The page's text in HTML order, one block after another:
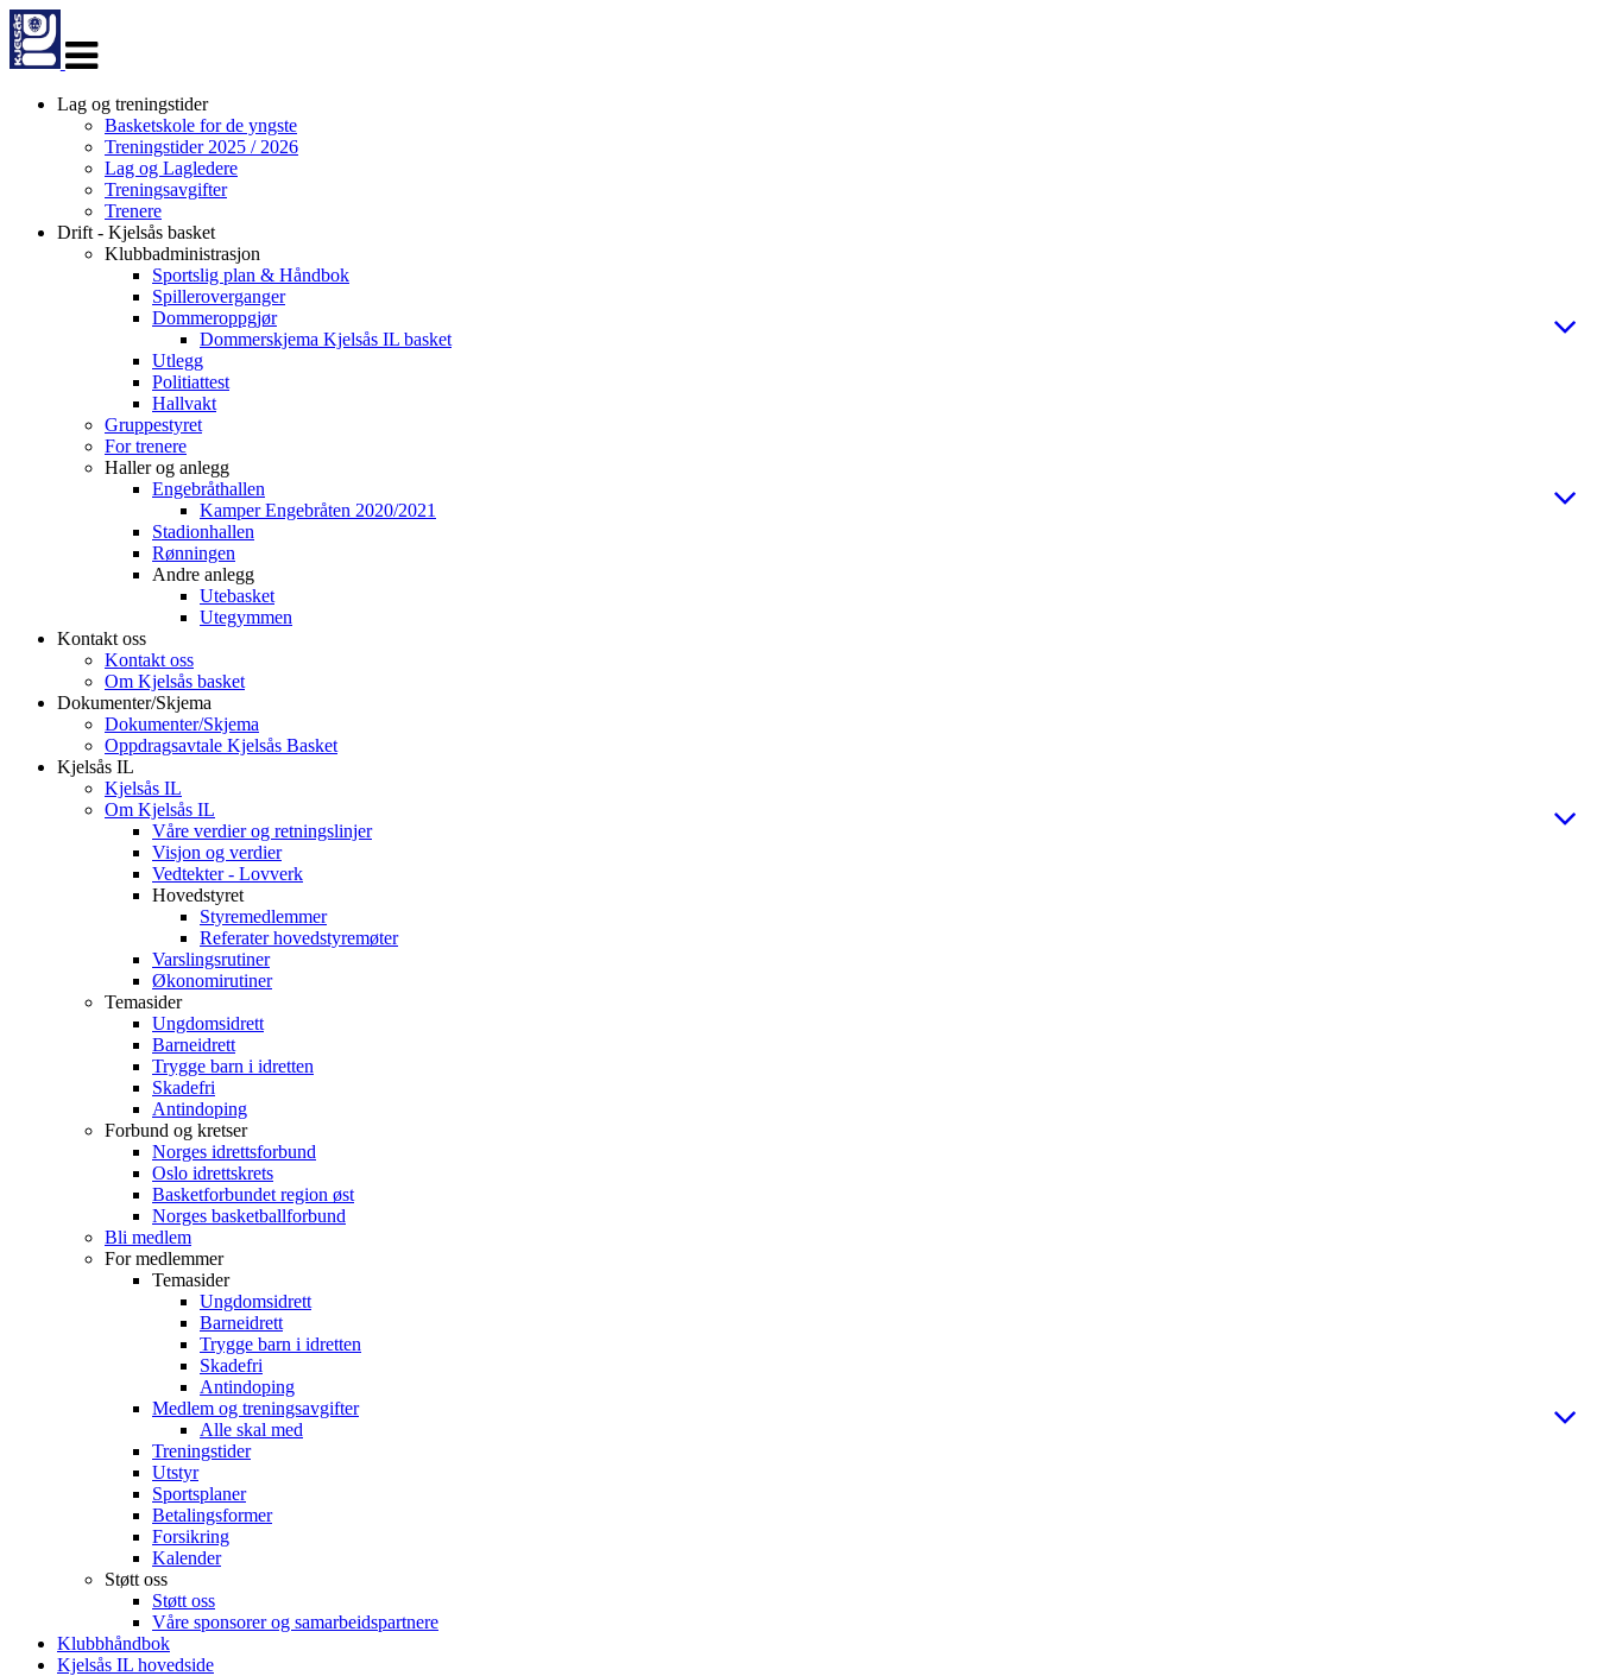
navigasjon
Lag og treningstider
Basketskole for de yngste
Treningstider 2025 / 2026
Lag og Lagledere
Treningsavgifter
Trenere
Drift - Kjelsås basket
Klubbadministrasjon
Sportslig plan & Håndbok
Spilleroverganger
Dommeroppgjør
Dommerskjema Kjelsås IL basket
Utlegg
Politiattest
Hallvakt
Gruppestyret
For trenere
Haller og anlegg
Engebråthallen
Kamper Engebråten 2020/2021
Stadionhallen
Rønningen
Andre anlegg
Utebasket
Utegymmen
Kontakt oss
Kontakt oss
Om Kjelsås basket
Dokumenter/Skjema
Dokumenter/Skjema
Oppdragsavtale Kjelsås Basket
Kjelsås IL
Kjelsås IL
Om Kjelsås IL
Våre verdier og retningslinjer
Visjon og verdier
Vedtekter - Lovverk
Hovedstyret
Styremedlemmer
Referater hovedstyremøter
Varslingsrutiner
Økonomirutiner
Temasider
Ungdomsidrett
Barneidrett
Trygge barn i idretten
Skadefri
Antindoping
Forbund og kretser
Norges idrettsforbund
Oslo idrettskrets
Basketforbundet region øst
Norges basketballforbund
Bli medlem
For medlemmer
Temasider
Ungdomsidrett
Barneidrett
Trygge barn i idretten
Skadefri
Antindoping
Medlem og treningsavgifter
Alle skal med
Treningstider
Utstyr
Sportsplaner
Betalingsformer
Forsikring
Kalender
Støtt oss
Støtt oss
Våre sponsorer og samarbeidspartnere
Klubbhåndbok
Kjelsås IL hovedside